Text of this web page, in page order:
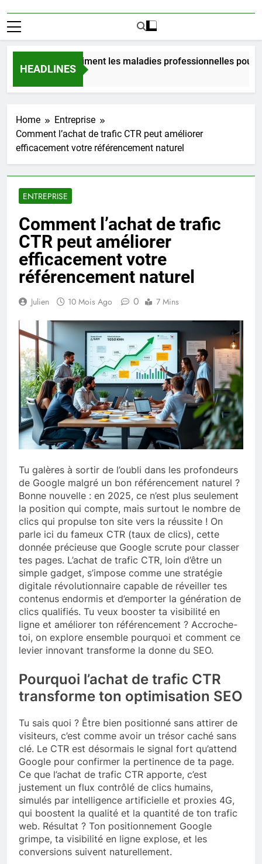
HEADLINES
coûtent vraiment les maladies professionnelles pour un
Home
Entreprise
Comment l’achat de trafic CTR peut améliorer
efficacement votre référencement naturel
ENTREPRISE
Comment l’achat de trafic
CTR peut améliorer
efficacement votre
référencement naturel
Julien 10 Mois Ago 0 7 Mins
Tu galères à sortir de l’oubli dans les profondeurs
de Google malgré un bon référencement naturel ?
Bonne nouvelle : en 2025, ce n’est plus seulement
la position qui compte, mais surtout le nombre de
clics qui propulse ton site vers la réussite ! On
parle ici du fameux CTR (taux de clics), cette
donnée précieuse que Google scrute pour classer
tes pages. L’achat de trafic CTR, loin d’être un
simple gadget, s’impose comme une stratégie
digitale révolutionnaire capable de réveiller tes
contenus endormis et d’emporter la génération de
clics qualifiés. Tu veux booster ta visibilité en
ligne et améliorer ton référencement ? Accroche-
toi, on explore ensemble pourquoi et comment ce
levier innovant transforme la donne du SEO.
Pourquoi l’achat de trafic CTR
transforme ton optimisation SEO
Tu sais quoi ? Être bien positionné sans attirer de
visiteurs, c’est comme avoir un trésor caché sans
clé. Le CTR est désormais le signal fort qu’attend
Google pour confirmer la pertinence de ta page.
Ce que l’achat de trafic CTR apporte, c’est
justement un flux contrôlé de clics humains,
simulés par intelligence artificielle et proxies 4G,
qui boostent la qualité et la quantité de ton trafic
web. Résultat ? Ton positionnement Google
grimpe, ta visibilité en ligne explose, et les
conversions suivent naturellement.